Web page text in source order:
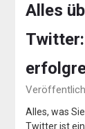
Alles
Alles, was
Twitter ist